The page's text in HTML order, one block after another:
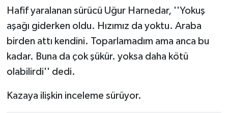
Hafif yaralanan sürücü Uğur Harnedar, ''Yokuş
aşağı giderken oldu. Hızımız da yoktu. Araba
birden attı kendini. Toparlamadım ama anca bu
kadar. Buna da çok şükür. yoksa daha kötü
olabilirdi'' dedi.
Kazaya ilişkin inceleme sürüyor.